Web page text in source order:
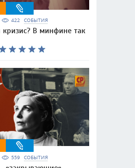
422 СОБЫТИЯ
В минфине так
559 СОБЫТИЯ